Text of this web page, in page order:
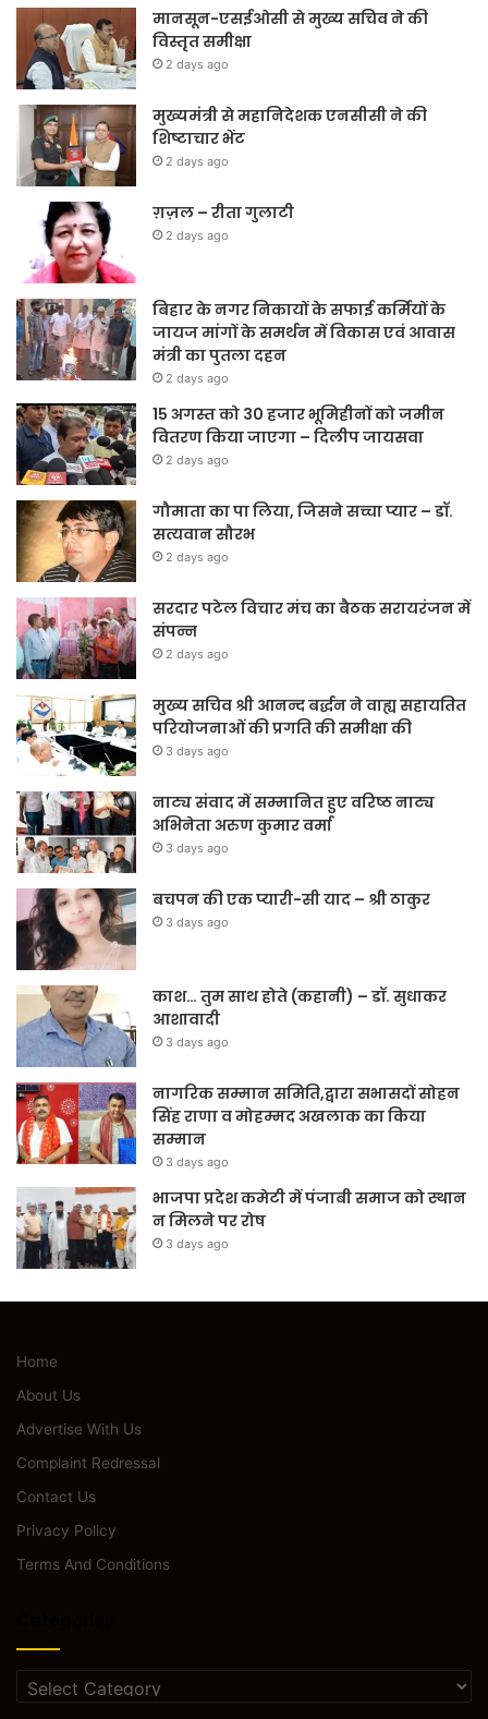
मानसून-एसईओसी से मुख्य सचिव ने की
विस्तृत समीक्षा
2 days ago
मुख्यमंत्री से महानिदेशक एनसीसी ने की
शिष्टाचार भेंट
2 days ago
ग़ज़ल – रीता गुलाटी
2 days ago
बिहार के नगर निकायों के सफाई कर्मियों के
जायज मांगों के समर्थन में विकास एवं आवास
मंत्री का पुतला दहन
2 days ago
15 अगस्त को 30 हजार भूमिहीनों को जमीन
वितरण किया जाएगा – दिलीप जायसवा
2 days ago
गौमाता का पा लिया, जिसने सच्चा प्यार – डॉ.
सत्यवान सौरभ
2 days ago
सरदार पटेल विचार मंच का बैठक सरायरंजन में
संपन्न
2 days ago
मुख्य सचिव श्री आनन्द बर्द्धन ने वाह्य सहायतित
परियोजनाओं की प्रगति की समीक्षा की
3 days ago
नाट्य संवाद में सम्मानित हुए वरिष्ठ नाट्य
अभिनेता अरुण कुमार वर्मा
3 days ago
बचपन की एक प्यारी-सी याद – श्री ठाकुर
3 days ago
काश… तुम साथ होते (कहानी) – डॉ. सुधाकर
आशावादी
3 days ago
नागरिक सम्मान समिति,द्वारा सभासदों सोहन
सिंह राणा व मोहम्मद अखलाक का किया
सम्मान
3 days ago
भाजपा प्रदेश कमेटी में पंजाबी समाज को स्थान
न मिलने पर रोष
3 days ago
Home
About Us
Advertise With Us
Complaint Redressal
Contact Us
Privacy Policy
Terms And Conditions
Categories